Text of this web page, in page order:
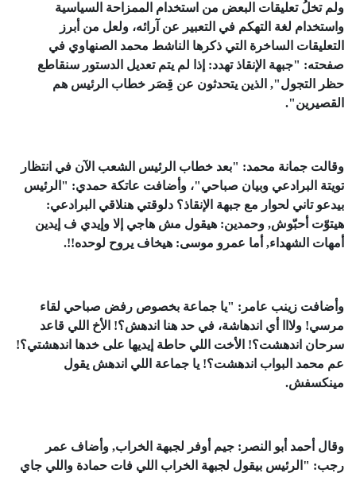
ولم تخلُ تعليقات البعض من استخدام الممزاحة السياسية
واستخدام لغة التهكم في التعبير عن آرائه، ولعل من أبرز
التعليقات الساخرة التي ذكرها الناشط محمد الصنهاوي في
صفحته: "جبهة الإنقاذ تهدد: إذا لم يتم تعديل الدستور سنقاطع
حظر التجول", الذين يتحدثون عن قِصَر خطاب الرئيس هم
القصيرين".
وقالت جمانة محمد: "بعد خطاب الرئيس الشعب الآن في انتظار
تويتة البرادعي وبيان صباحي"، وأضافت عاتكة حمدي: "الرئيس
بيدعو تاني لحوار مع جبهة الإنقاذ؟ دلوقتي هنلاقي البرادعي:
هيتوّت أحبّوش, وحمدين: هيقول مش هاجي إلا وإيدي ف إيدين
أمهات الشهداء, أما عمرو موسى: هيخاف يروح لوحده!!.
وأضافت زينب عامر: "يا جماعة بخصوص رفض صباحي لقاء
مرسي! ولااا أي اندهاشة، في حد هنا اندهش؟! الأخ اللي قاعد
سرحان اندهشت؟! الأخت اللي حاطة إيديها على خدها اندهشتي؟!
عم محمد البواب اندهشت؟! يا جماعة اللي اندهش يقول
مينكسفش.
وقال أحمد أبو النصر: جيم أوفر لجبهة الخراب, وأضاف عمر
رجب: "الرئيس بيقول لجبهة الخراب اللي فات حمادة واللي جاي